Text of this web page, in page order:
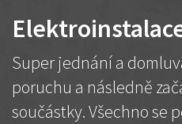
Super jednání a
poruchu a následně
součástky. Všechno se